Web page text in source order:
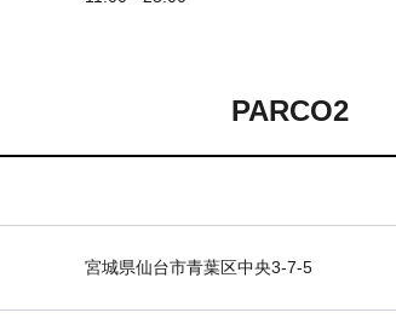
PARCO2
宮城県仙台市青葉区中央3-7-5